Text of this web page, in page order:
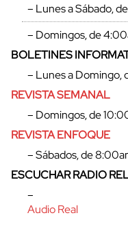
cerrar
– Lunes a Sábado,
– Domingos, de
BOLETINES
– Lunes a
REVISTA SEMANAL
– Domingos, de
REVISTA ENFOQUE
– Sábados, de
ESCUCHAR RADIO
–
Audio Real